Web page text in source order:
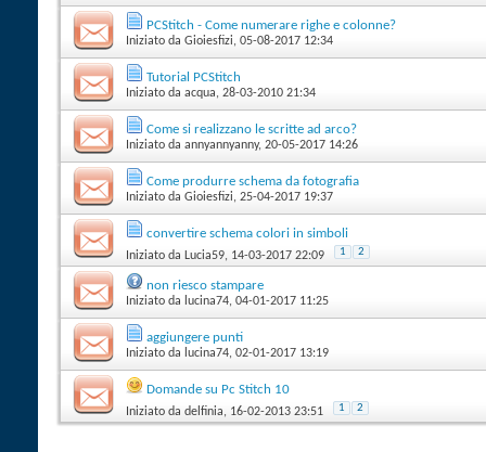
PCStitch - Come numerare righe e colonne?
Iniziato da Gioiesfizi‎, 05-08-2017 12:34
Tutorial PCStitch
Iniziato da acqua‎, 28-03-2010 21:34
Come si realizzano le scritte ad arco?
Iniziato da annyannyanny‎, 20-05-2017 14:26
Come produrre schema da fotografia
Iniziato da Gioiesfizi‎, 25-04-2017 19:37
convertire schema colori in simboli
Iniziato da Lucia59‎, 14-03-2017 22:09 1 2
non riesco stampare
Iniziato da lucina74‎, 04-01-2017 11:25
aggiungere punti
Iniziato da lucina74‎, 02-01-2017 13:19
Domande su Pc Stitch 10
Iniziato da delfinia‎, 16-02-2013 23:51 1 2